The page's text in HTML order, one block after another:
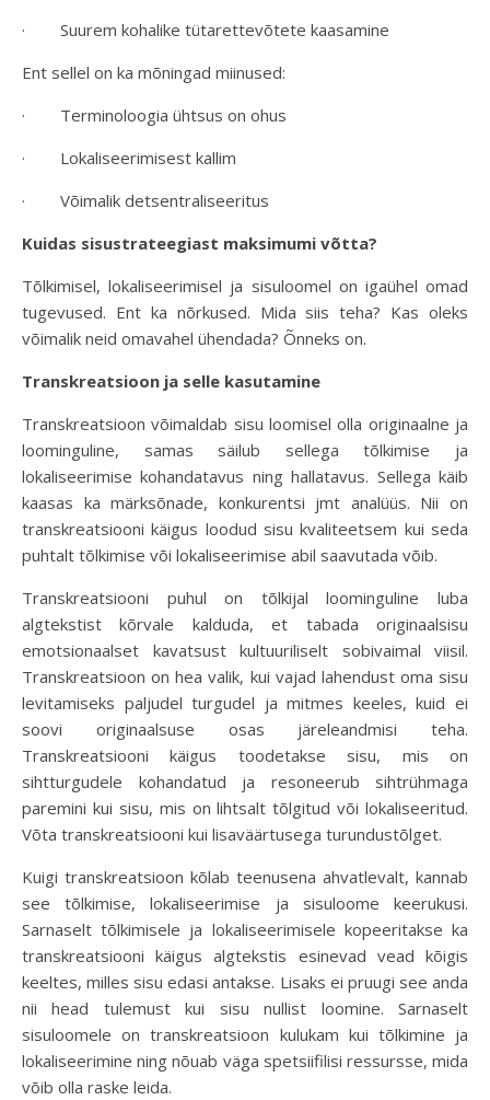
· Suurem kohalike tütarettevõtete kaasamine
Ent sellel on ka mõningad miinused:
· Terminoloogia ühtsus on ohus
· Lokaliseerimisest kallim
· Võimalik detsentraliseeritus
Kuidas sisustrateegiast maksimumi võtta?
Tõlkimisel, lokaliseerimisel ja sisuloomel on igaühel omad
tugevused. Ent ka nõrkused. Mida siis teha? Kas oleks
võimalik neid omavahel ühendada? Õnneks on.
Transkreatsioon ja selle kasutamine
Transkreatsioon võimaldab sisu loomisel olla originaalne ja
loominguline, samas säilub sellega tõlkimise ja
lokaliseerimise kohandatavus ning hallatavus. Sellega käib
kaasas ka märksõnade, konkurentsi jmt analüüs. Nii on
transkreatsiooni käigus loodud sisu kvaliteetsem kui seda
puhtalt tõlkimise või lokaliseerimise abil saavutada võib.
Transkreatsiooni puhul on tõlkijal loominguline luba
algtekstist kõrvale kalduda, et tabada originaalsisu
emotsionaalset kavatsust kultuuriliselt sobivaimal viisil.
Transkreatsioon on hea valik, kui vajad lahendust oma sisu
levitamiseks paljudel turgudel ja mitmes keeles, kuid ei
soovi originaalsuse osas järeleandmisi teha.
Transkreatsiooni käigus toodetakse sisu, mis on
sihtturgudele kohandatud ja resoneerub sihtrühmaga
paremini kui sisu, mis on lihtsalt tõlgitud või lokaliseeritud.
Võta transkreatsiooni kui lisaväärtusega turundustõlget.
Kuigi transkreatsioon kõlab teenusena ahvatlevalt, kannab
see tõlkimise, lokaliseerimise ja sisuloome keerukusi.
Sarnaselt tõlkimisele ja lokaliseerimisele kopeeritakse ka
transkreatsiooni käigus algtekstis esinevad vead kõigis
keeltes, milles sisu edasi antakse. Lisaks ei pruugi see anda
nii head tulemust kui sisu nullist loomine. Sarnaselt
sisuloomele on transkreatsioon kulukam kui tõlkimine ja
lokaliseerimine ning nõuab väga spetsiifilisi ressursse, mida
võib olla raske leida.